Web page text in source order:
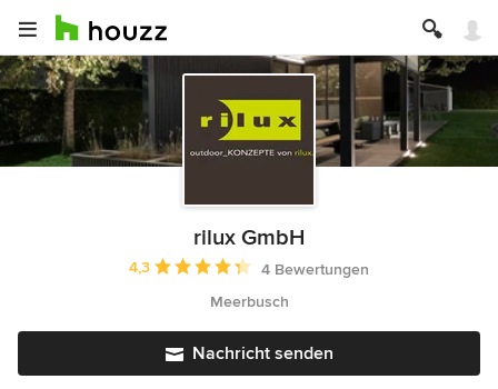
rilux GmbH
Durchschnittliche Bewertung: 4.3 von 5 Sternen
4,3
4 Bewertungen
Meerbusch
Nachricht senden